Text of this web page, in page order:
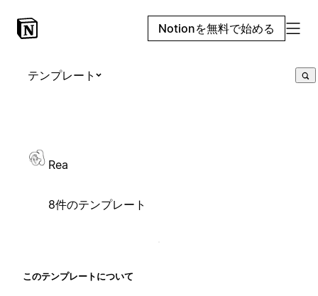
Notionを無料で始める
テンプレート
Rea
8件のテンプレート
このテンプレートについて